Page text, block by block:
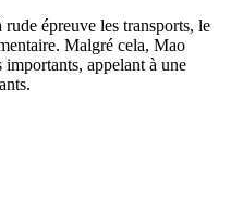
épreuve les transports, le
Malgré cela, Mao
importants, appelant à une